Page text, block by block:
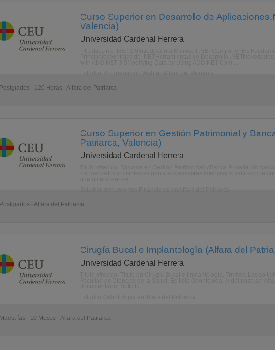
Curso Superior en Desarrollo de
Valencia)
Universidad Cardenal Herrera
Postgrados - 120 Horas - Alfara del Patriarca
Curso Superior en Gestión Patrimonial y
Patriarca, Valencia)
Universidad Cardenal Herrera
Postgrados - Alfara del Patriarca
Cirugía Bucal e Implantología (Alfara del
Universidad Cardenal Herrera
Maestrías - 10 Meses - Alfara del Patriarca